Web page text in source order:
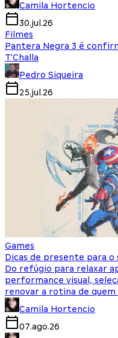
Camila Hortencio
30.jul.26
Filmes
Pantera Negra 3 é
T'Challa
Pedro Siqueira
25.jul.26
Games
Dicas de presente para o
Do refúgio para relaxar
performance visual,
renovar a rotina de quem
Camila Hortencio
07.ago.26